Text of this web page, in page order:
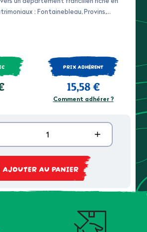
: Fontainebleau, Provins,
PRIX ADHÉRENT
15,58 €
Comment adhérer ?
+
AJOUTER AU PANIER